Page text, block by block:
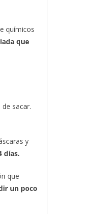
químicos
que
sacar.
y
días.
que
un poco